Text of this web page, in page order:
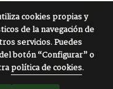
cookies propias y
de la navegación de
servicios. Puedes
botón “Configurar” o
política de cookies.